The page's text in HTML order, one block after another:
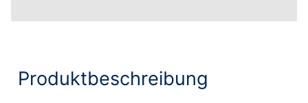
Produktbeschreibung